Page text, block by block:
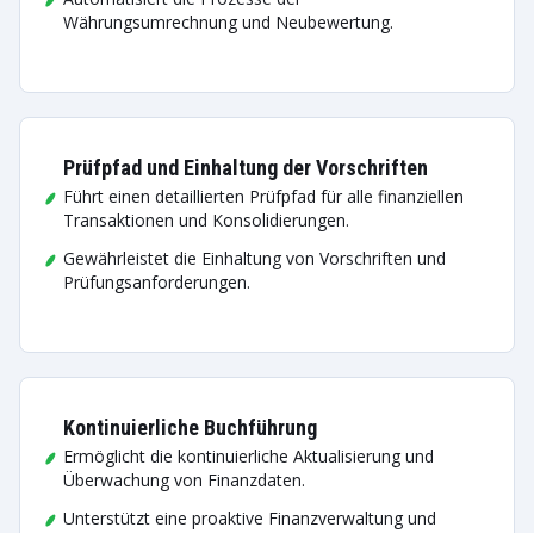
Währungsumrechnung und Neubewertung.
Prüfpfad und Einhaltung der Vorschriften
Führt einen detaillierten Prüfpfad für alle finanziellen
Transaktionen und Konsolidierungen.
Gewährleistet die Einhaltung von Vorschriften und
Prüfungsanforderungen.
Kontinuierliche Buchführung
Ermöglicht die kontinuierliche Aktualisierung und
Überwachung von Finanzdaten.
Unterstützt eine proaktive Finanzverwaltung und